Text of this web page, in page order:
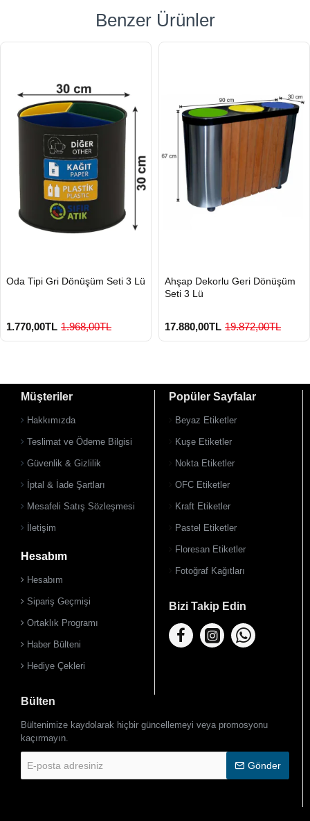
Benzer Ürünler
GÖNDERİ
Oda Tipi Gri Dönüşüm Seti 3 Lü
1.770,00TL 1.968,00TL
GÖNDERİ
Ahşap Dekorlu Geri Dönüşüm
Seti 3 Lü
17.880,00TL 19.872,00TL
Müşteriler
Hakkımızda
Teslimat ve Ödeme Bilgisi
Güvenlik & Gizlilik
İptal & İade Şartları
Mesafeli Satış Sözleşmesi
İletişim
Hesabım
Hesabım
Sipariş Geçmişi
Ortaklık Programı
Haber Bülteni
Hediye Çekleri
Popüler Sayfalar
Beyaz Etiketler
Kuşe Etiketler
Nokta Etiketler
OFC Etiketler
Kraft Etiketler
Pastel Etiketler
Floresan Etiketler
Fotoğraf Kağıtları
Bizi Takip Edin
Bülten
Bültenimize kaydolarak hiçbir güncellemeyi veya promosyonu
kaçırmayın.
posta
adresiniz
Gönder